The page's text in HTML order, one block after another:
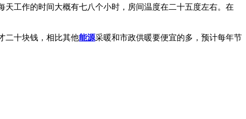
天工作的时间大概有七八个小时，房间温度在二十五度左右。在
二十块钱，相比其他能源采暖和市政供暖要便宜的多，预计每年节